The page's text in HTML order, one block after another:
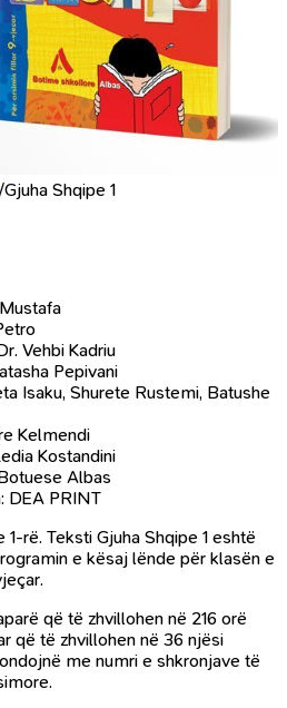
/Gjuha Shqipe 1
Vehbi Kadriu
Pepivani
Isaku, Shurete Rustemi, Batushe
Kelmendi
Kostandini
Albas
DEA PRINT
rë. Teksti Gjuha Shqipe 1 eshtë
e kësaj lënde për klasën e
që të zhvillohen në 216 orë
që të zhvillohen në 36 njësi
me numri e shkronjave të